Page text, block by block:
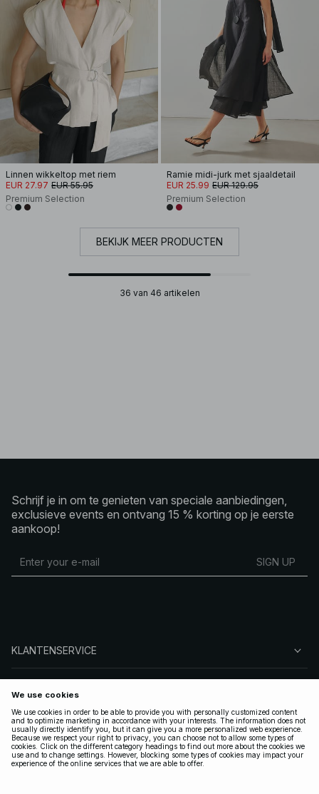
Linnen wikkeltop met riem
EUR 27.97 EUR 55.95
Premium Selection
Ramie midi-jurk met sjaaldetail
EUR 25.99 EUR 129.95
Premium Selection
BEKIJK MEER PRODUCTEN
36 van 46 artikelen
Schrijf je in om te genieten van speciale aanbiedingen,
exclusieve events en ontvang 15 % korting op je eerste
aankoop!
SIGN UP
KLANTENSERVICE
VOLG ONS
LEGAAL